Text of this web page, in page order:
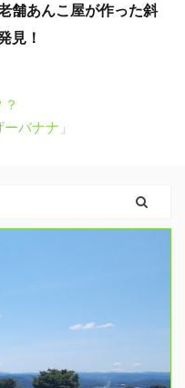
舗あんこ屋が作った斜
見！
バナナ」